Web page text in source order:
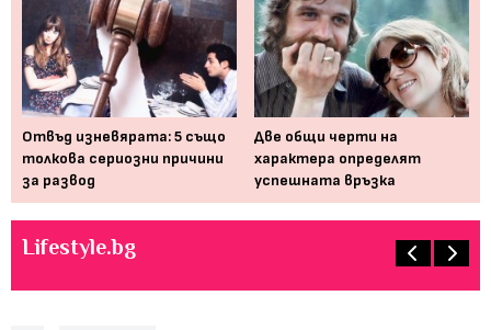
Отвъд изневярата: 5 също
толкова сериозни причини
за развод
Две общи черти на
характера определят
успешната връзка
Lifestyle.bg